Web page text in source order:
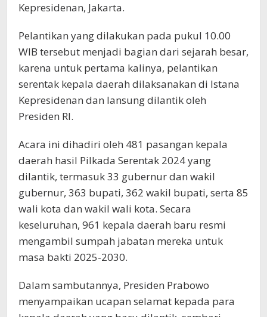
Kepresidenan, Jakarta.
Pelantikan yang dilakukan pada pukul 10.00
WIB tersebut menjadi bagian dari sejarah besar,
karena untuk pertama kalinya, pelantikan
serentak kepala daerah dilaksanakan di Istana
Kepresidenan dan lansung dilantik oleh
Presiden RI.
Acara ini dihadiri oleh 481 pasangan kepala
daerah hasil Pilkada Serentak 2024 yang
dilantik, termasuk 33 gubernur dan wakil
gubernur, 363 bupati, 362 wakil bupati, serta 85
wali kota dan wakil wali kota. Secara
keseluruhan, 961 kepala daerah baru resmi
mengambil sumpah jabatan mereka untuk
masa bakti 2025-2030.
Dalam sambutannya, Presiden Prabowo
menyampaikan ucapan selamat kepada para